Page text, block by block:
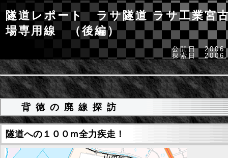
隧道レポート ラサ隧道ラサ工業宮
場専用線 （後編）
公開日
探索日
背徳の廃線探訪
隧道への１００ｍ全力疾走！